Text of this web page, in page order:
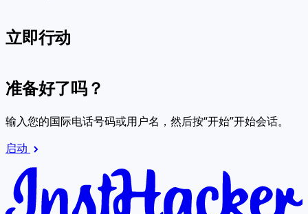
立即行动
准备好了吗？
输入您的国际电话号码或用户名，然后按“开始”开始会话。
启动